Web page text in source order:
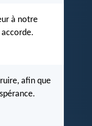
à notre
accorde.
afin que